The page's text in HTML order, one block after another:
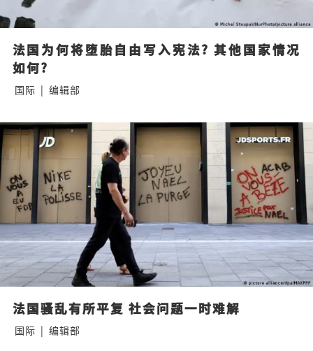
法国为何将堕胎自由写入宪法? 其他国家情况
如何?
国际 | 编辑部
法国骚乱有所平复 社会问题一时难解
国际 | 编辑部